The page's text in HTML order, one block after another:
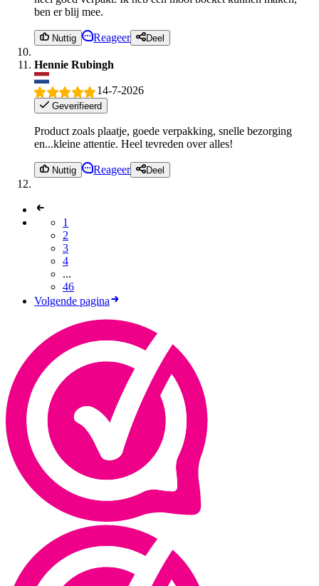
ben er blij mee.
Nuttig Reageer Deel
Hennie Rubingh
14-7-2026
Geverifieerd
Product zoals plaatje, goede verpakking, snelle bezorging
en...kleine attentie. Heel tevreden over alles!
Nuttig Reageer Deel
1
2
3
4
...
46
Volgende pagina